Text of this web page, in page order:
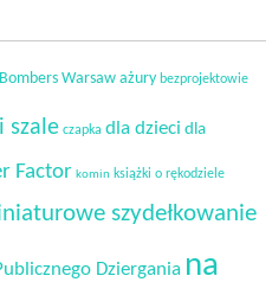
Warsaw ażury bezprojektowie
szale czapka dla dzieci dla
Factor komin książki o rękodziele
szydełkowanie
Dziergania na